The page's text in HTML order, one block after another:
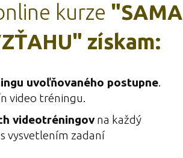
kurze "SAMA
získam:
uvoľňovaného postupne.
video tréningu.
videotréningovna každý
vysvetlením zadaní